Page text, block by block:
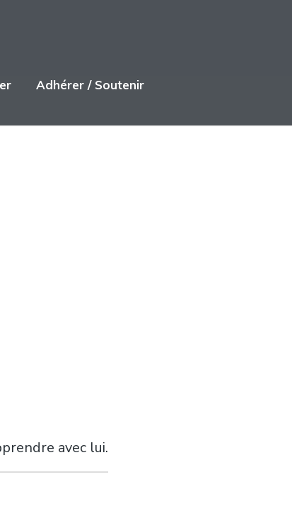
Adhérer / Soutenir
avec lui.